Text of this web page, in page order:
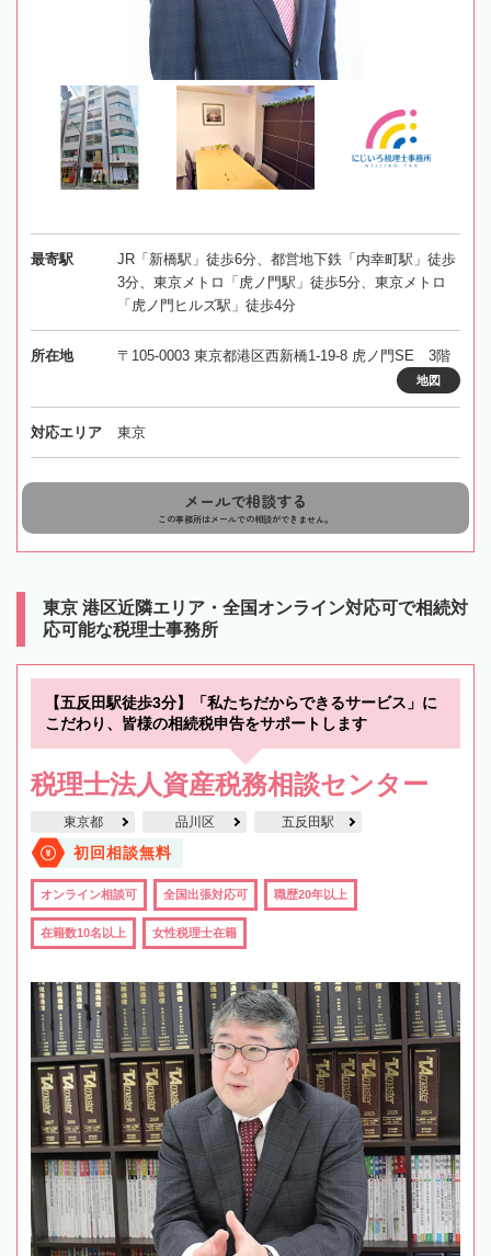
最寄駅
JR「新橋駅」徒歩6分、都営地下鉄「内幸町駅」徒歩
3分、東京メトロ「虎ノ門駅」徒歩5分、東京メトロ
「虎ノ門ヒルズ駅」徒歩4分
所在地 〒105-0003 東京都港区西新橋1-19-8 虎ノ門SE 3階
地図
対応エリア 東京
メールで相談する
この事務所はメールでの相談ができません。
東京 港区近隣エリア・全国オンライン対応可で相続対
応可能な税理士事務所
【五反田駅徒歩3分】「私たちだからできるサービス」に
こだわり、皆様の相続税申告をサポートします
税理士法人資産税務相談センター
東京都 品川区 五反田駅
初回相談無料
オンライン相談可 全国出張対応可 職歴20年以上
在籍数10名以上 女性税理士在籍